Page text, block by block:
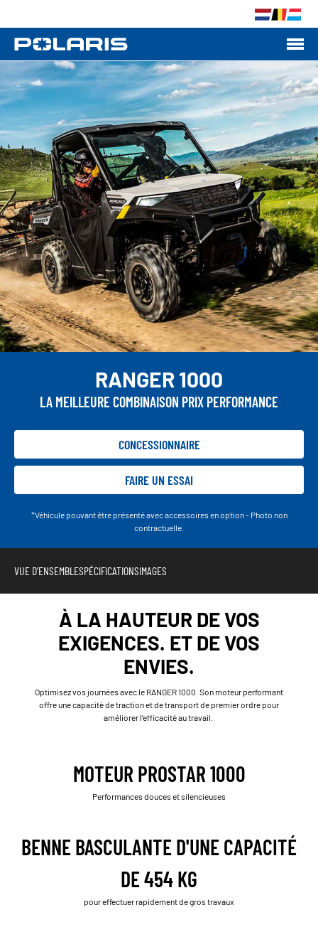
RANGER 1000
LA MEILLEURE COMBINAISON PRIX PERFORMANCE
CONCESSIONNAIRE
FAIRE UN ESSAI
*Véhicule pouvant être présenté avec accessoires en option - Photo non
contractuelle.
VUE D'ENSEMBLESPÉCIFICATIONSIMAGES
À LA HAUTEUR DE VOS
EXIGENCES. ET DE VOS
ENVIES.
Optimisez vos journées avec le RANGER 1000. Son moteur performant
offre une capacité de traction et de transport de premier ordre pour
améliorer l’efficacité au travail.
MOTEUR PROSTAR 1000
Performances douces et silencieuses
BENNE BASCULANTE D'UNE CAPACITÉ
DE 454 KG
pour effectuer rapidement de gros travaux